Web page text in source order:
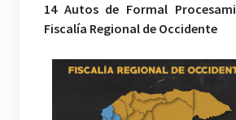
14 Autos de Formal
Fiscalía Regional de Occidente